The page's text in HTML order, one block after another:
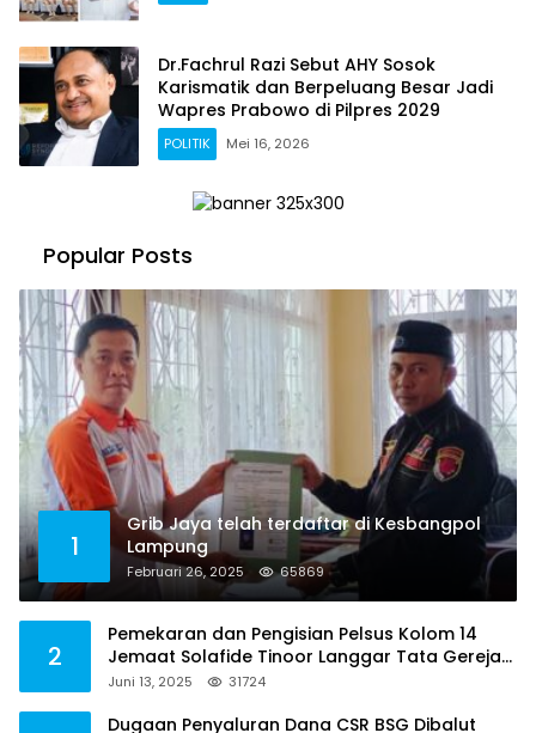
Dr.Fachrul Razi Sebut AHY Sosok
Karismatik dan Berpeluang Besar Jadi
Wapres Prabowo di Pilpres 2029
POLITIK Mei 16, 2026
Popular Posts
1
Grib Jaya telah terdaftar di Kesbangpol
Lampung
Februari 26, 2025 65869
2
Pemekaran dan Pengisian Pelsus Kolom 14
Jemaat Solafide Tinoor Langgar Tata Gereja
2021, Toreh : Ini Perbuatan Melawan Hukum
Juni 13, 2025 31724
Dugaan Penyaluran Dana CSR BSG Dibalut